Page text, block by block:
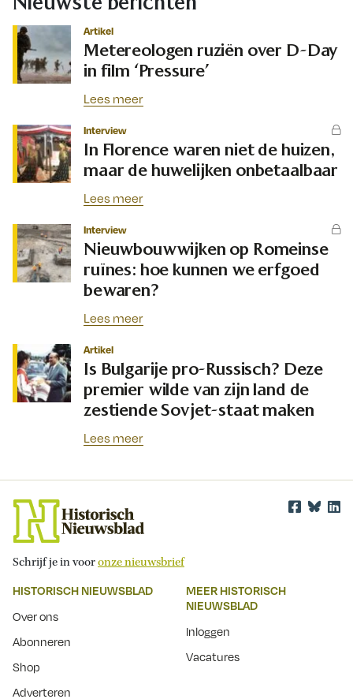
Artikel
Metereologen ruziën over D-Day
in film ‘Pressure’
Lees meer
Interview
In Florence waren niet de huizen,
maar de huwelijken onbetaalbaar
Lees meer
Interview
Nieuwbouwwijken op Romeinse
ruïnes: hoe kunnen we erfgoed
bewaren?
Lees meer
Artikel
Is Bulgarije pro-Russisch? Deze
premier wilde van zijn land de
zestiende Sovjet-staat maken
Lees meer
Schrijf je in vooronze nieuwsbrief
HISTORISCH NIEUWSBLAD
Over ons
Abonneren
Shop
Adverteren
MEER HISTORISCH
NIEUWSBLAD
Inloggen
Vacatures